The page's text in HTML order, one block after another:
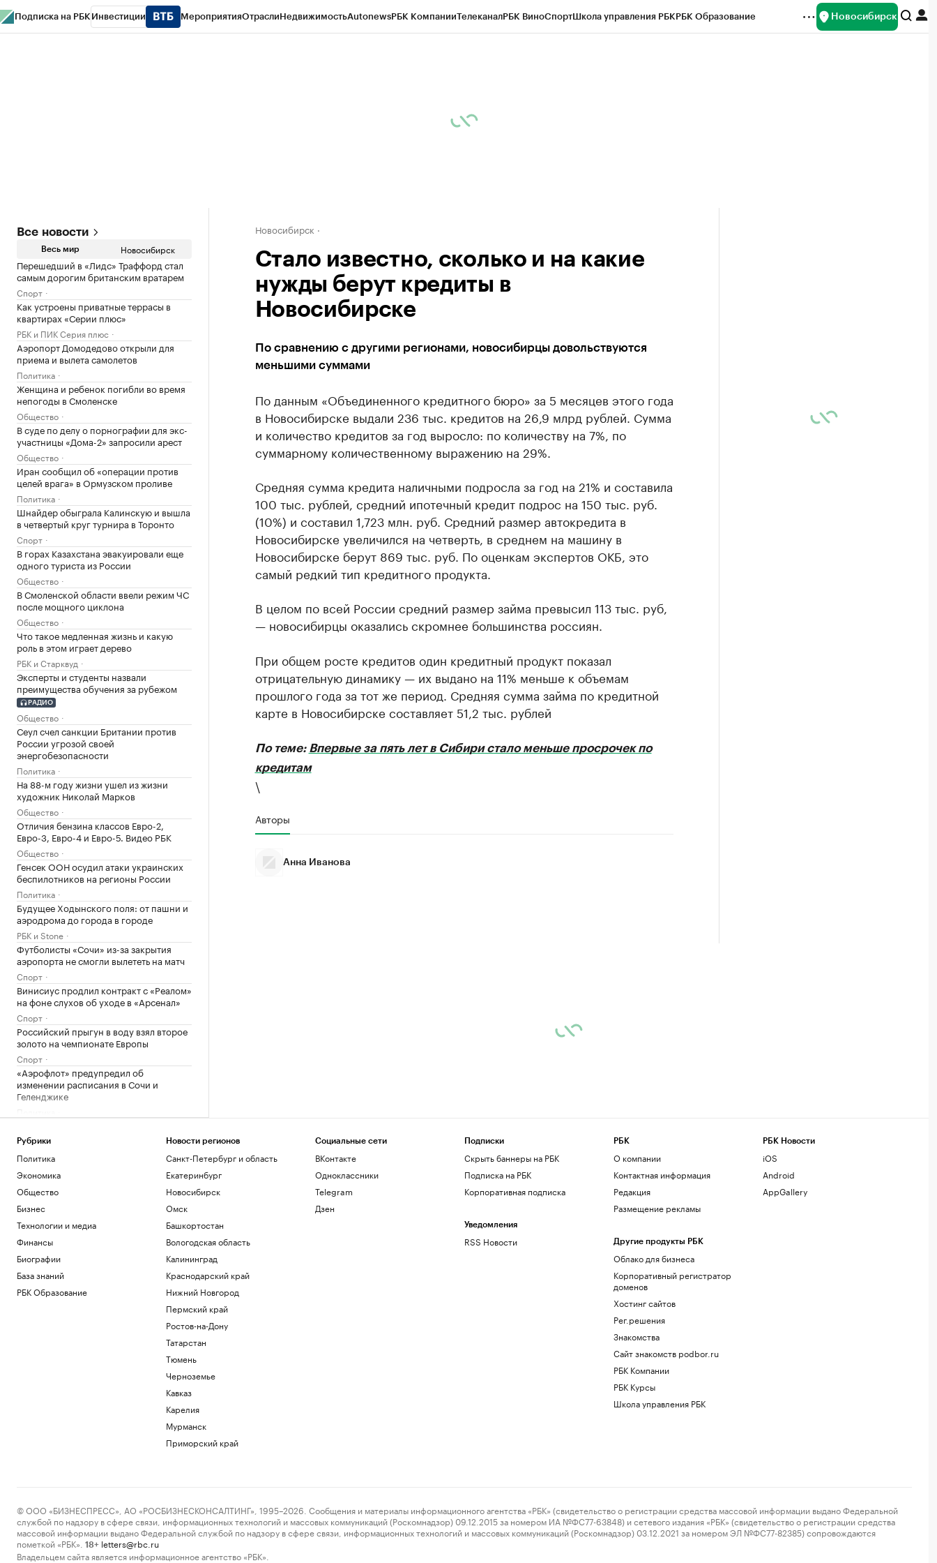
Подписка на РБК Инвестиции МероприятияОтраслиНедвижимостьAutonewsРБК КомпанииТелеканалРБК ВиноСпортШкола управления РБКРБК Образование Новосибирск
Все новости
Весь мир Новосибирск
Перешедший в «Лидс» Траффорд стал
самым дорогим британским вратарем
Спорт
Как устроены приватные террасы в
квартирах «Серии плюс»
РБК и ПИК Серия плюс
Аэропорт Домодедово открыли для
приема и вылета самолетов
Политика
Женщина и ребенок погибли во время
непогоды в Смоленске
Общество
В суде по делу о порнографии для экс-
участницы «Дома-2» запросили арест
Общество
Иран сообщил об «операции против
целей врага» в Ормузском проливе
Политика
Шнайдер обыграла Калинскую и вышла
в четвертый круг турнира в Торонто
Спорт
В горах Казахстана эвакуировали еще
одного туриста из России
Общество
В Смоленской области ввели режим ЧС
после мощного циклона
Общество
Что такое медленная жизнь и какую
роль в этом играет дерево
РБК и Старквуд
Эксперты и студенты назвали
преимущества обучения за рубежом
РАДИО
Общество
Сеул счел санкции Британии против
России угрозой своей
энергобезопасности
Политика
На 88-м году жизни ушел из жизни
художник Николай Марков
Общество
Отличия бензина классов Евро-2,
Евро-3, Евро-4 и Евро-5. Видео РБК
Общество
Генсек ООН осудил атаки украинских
беспилотников на регионы России
Политика
Будущее Ходынского поля: от пашни и
аэродрома до города в городе
РБК и Stone
Футболисты «Сочи» из-за закрытия
аэропорта не смогли вылететь на матч
Спорт
Винисиус продлил контракт с «Реалом»
на фоне слухов об уходе в «Арсенал»
Спорт
Российский прыгун в воду взял второе
золото на чемпионате Европы
Спорт
«Аэрофлот» предупредил об
изменении расписания в Сочи и
Геленджике
Новосибирск
Стало известно, сколько и на какие
нужды берут кредиты в
Новосибирске
По сравнению с другими регионами, новосибирцы довольствуются
меньшими суммами
По данным «Объединенного кредитного бюро» за 5 месяцев этого года
в Новосибирске выдали 236 тыс. кредитов на 26,9 млрд рублей. Сумма
и количество кредитов за год выросло: по количеству на 7%, по
суммарному количественному выражению на 29%.
Средняя сумма кредита наличными подросла за год на 21% и составила
100 тыс. рублей, средний ипотечный кредит подрос на 150 тыс. руб.
(10%) и составил 1,723 млн. руб. Средний размер автокредита в
Новосибирске увеличился на четверть, в среднем на машину в
Новосибирске берут 869 тыс. руб. По оценкам экспертов ОКБ, это
самый редкий тип кредитного продукта.
В целом по всей России средний размер займа превысил 113 тыс. руб,
— новосибирцы оказались скромнее большинства россиян.
При общем росте кредитов один кредитный продукт показал
отрицательную динамику — их выдано на 11% меньше к объемам
прошлого года за тот же период. Средняя сумма займа по кредитной
карте в Новосибирске составляет 51,2 тыс. рублей
По теме: Впервые за пять лет в Сибири стало меньше просрочек по
кредитам
\
Авторы
Анна Иванова
Рубрики
Политика
Экономика
Общество
Бизнес
Технологии и медиа
Финансы
Биографии
База знаний
РБК Образование
Новости регионов
Санкт-Петербург и область
Екатеринбург
Новосибирск
Омск
Башкортостан
Вологодская область
Калининград
Краснодарский край
Нижний Новгород
Пермский край
Ростов-на-Дону
Татарстан
Тюмень
Черноземье
Кавказ
Карелия
Мурманск
Приморский край
Социальные сети
ВКонтакте
Одноклассники
Telegram
Дзен
Подписки
Скрыть баннеры на РБК
Подписка на РБК
Корпоративная подписка
Уведомления
RSS Новости
РБК
О компании
Контактная информация
Редакция
Размещение рекламы
Другие продукты РБК
Облако для бизнеса
Корпоративный регистратор
доменов
Хостинг сайтов
Рег.решения
Знакомства
Сайт знакомств podbor.ru
РБК Компании
РБК Курсы
Школа управления РБК
РБК Новости
iOS
Android
AppGallery
© ООО «БИЗНЕСПРЕСС», АО «РОСБИЗНЕСКОНСАЛТИНГ», 1995–2026. Сообщения и материалы информационного агентства «РБК» (свидетельство о регистрации средства массовой информации выдано Федеральной
службой по надзору в сфере связи, информационных технологий и массовых коммуникаций (Роскомнадзор) 09.12.2015 за номером ИА №ФС77-63848) и сетевого издания «РБК» (свидетельство о регистрации средства
массовой информации выдано Федеральной службой по надзору в сфере связи, информационных технологий и массовых коммуникаций (Роскомнадзор) 03.12.2021 за номером ЭЛ №ФС77-82385) сопровождаются
пометкой «РБК».
18+ letters@rbc.ru
Владельцем сайта является информационное агентство «РБК».